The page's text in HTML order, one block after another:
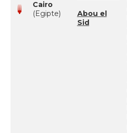
Cairo
(Egipte)
Abou el
Sid